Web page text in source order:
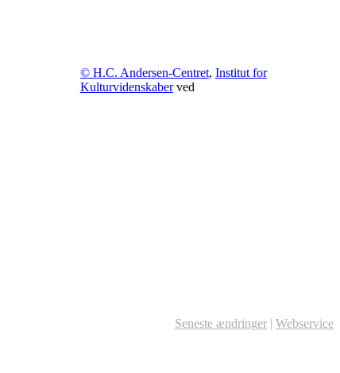
© H.C. Andersen-Centret, Institut for
Kulturvidenskaberved
Seneste ændringer | Webservice